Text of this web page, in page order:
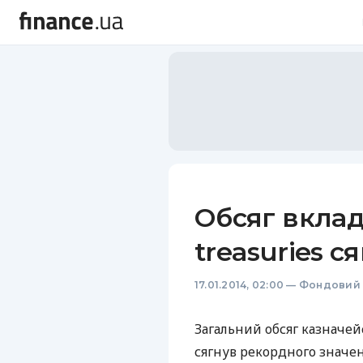
Обсяг
treasuries
17.01.2014, 02:00 — Фондовий
Загальний обсяг
сягнув рекордного